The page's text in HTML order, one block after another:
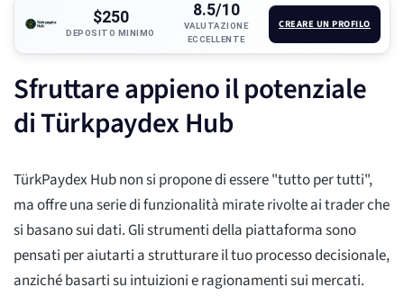
$250
DEPOSITO MINIMO
8.5/10
VALUTAZIONE
ECCELLENTE
CREARE UN PROFILO
Sfruttare appieno il potenziale
di Türkpaydex Hub
TürkPaydex Hub non si propone di essere "tutto per tutti",
ma offre una serie di funzionalità mirate rivolte ai trader che
si basano sui dati. Gli strumenti della piattaforma sono
pensati per aiutarti a strutturare il tuo processo decisionale,
anziché basarti su intuizioni e ragionamenti sui mercati.